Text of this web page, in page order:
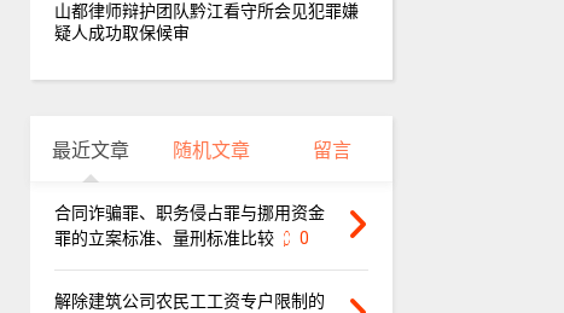
山都律师辩护团队黔江看守所会见犯罪嫌
疑人成功取保候审
最近文章 随机文章 留言
合同诈骗罪、职务侵占罪与挪用资金
罪的立案标准、量刑标准比较
0
解除建筑公司农民工工资专户限制的